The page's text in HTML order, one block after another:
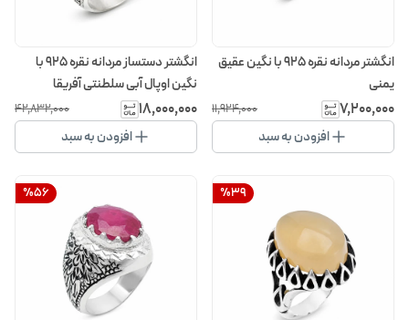
انگشتر مردانه نقره 925 با نگین عقیق
یمنی
۷٬۲۰۰٬۰۰۰ ۱۱٬۹۲۴٬۰۰۰
افزودن به سبد
انگشتر دستساز مردانه نقره 925 با
نگین اوپال آبی سلطنتی آفریقا
۱۸٬۰۰۰٬۰۰۰ ۴۲٬۸۳۲٬۰۰۰
افزودن به سبد
%39
%56